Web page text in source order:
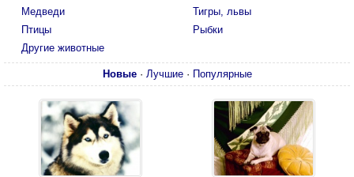
Медведи
Тигры, львы
Птицы
Рыбки
Другие животные
Новые · Лучшие · Популярные